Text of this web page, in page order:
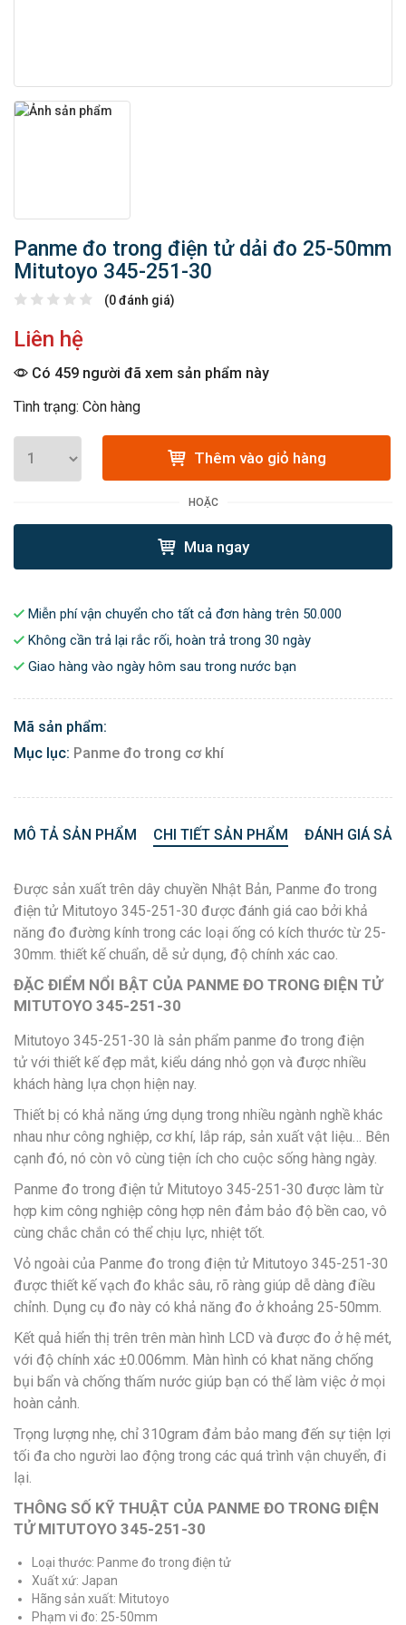
Panme đo trong điện tử dải đo 25-50mm
Mitutoyo 345-251-30
(0 đánh giá)
Liên hệ
Có 459 người đã xem sản phẩm này
Tình trạng: Còn hàng
Thêm vào giỏ hàng
HOẶC
Mua ngay
Miễn phí vận chuyển cho tất cả đơn hàng trên 50.000
Không cần trả lại rắc rối, hoàn trả trong 30 ngày
Giao hàng vào ngày hôm sau trong nước bạn
Mã sản phẩm:
Mục lục: Panme đo trong cơ khí
MÔ TẢ SẢN PHẨM CHI TIẾT SẢN PHẨM ĐÁNH GIÁ
Được sản xuất trên dây chuyền Nhật Bản, Panme đo trong
điện tử Mitutoyo 345-251-30 được đánh giá cao bởi khả
năng đo đường kính trong các loại ống có kích thước từ 25-
30mm. thiết kế chuẩn, dễ sử dụng, độ chính xác cao.
ĐẶC ĐIỂM NỔI BẬT CỦA PANME ĐO TRONG ĐIỆN TỬ
MITUTOYO 345-251-30
Mitutoyo 345-251-30 là sản phẩm panme đo trong điện
tử với thiết kế đẹp mắt, kiểu dáng nhỏ gọn và được nhiều
khách hàng lựa chọn hiện nay.
Thiết bị có khả năng ứng dụng trong nhiều ngành nghề khác
nhau như công nghiệp, cơ khí, lắp ráp, sản xuất vật liệu… Bên
cạnh đó, nó còn vô cùng tiện ích cho cuộc sống hàng ngày.
Panme đo trong điện tử Mitutoyo 345-251-30 được làm từ
hợp kim công nghiệp công hợp nên đảm bảo độ bền cao, vô
cùng chắc chắn có thể chịu lực, nhiệt tốt.
Vỏ ngoài của Panme đo trong điện tử Mitutoyo 345-251-30
được thiết kế vạch đo khắc sâu, rõ ràng giúp dễ dàng điều
chỉnh. Dụng cụ đo này có khả năng đo ở khoảng 25-50mm.
Kết quả hiển thị trên trên màn hình LCD và được đo ở hệ mét,
với độ chính xác ±0.006mm. Màn hình có khat năng chống
bụi bẩn và chống thấm nước giúp bạn có thể làm việc ở mọi
hoàn cảnh.
Trọng lượng nhẹ, chỉ 310gram đảm bảo mang đến sự tiện lợi
tối đa cho người lao động trong các quá trình vận chuyển, đi
lại.
THÔNG SỐ KỸ THUẬT CỦA PANME ĐO TRONG ĐIỆN
TỬ MITUTOYO 345-251-30
Loại thước: Panme đo trong điện tử
Xuất xứ: Japan
Hãng sản xuất: Mitutoyo
Phạm vi đo: 25-50mm